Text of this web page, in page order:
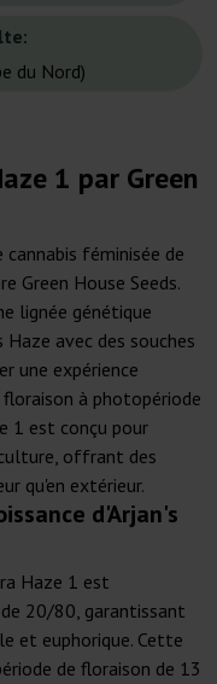
du Nord)
1 par Green
féminisée de
Green House Seeds.
lignée génétique
avec des souches
une expérience
à photopériode
1 est conçu pour
offrant des
qu'en extérieur.
d'Arjan's
Haze 1 est
20/80, garantissant
et euphorique. Cette
de floraison de 13